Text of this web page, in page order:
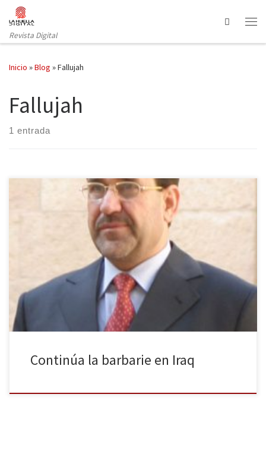
Saltar al contenido
Revista Digital
Search
Inicio »Blog »Fallujah
Fallujah
1 entrada
Iraq vuelve a sufrir un aumento de la tensión después de que Al
Qaeda esté ganando posiciones en Fallujah y Ramadi, dos
ciudades clave que representan un tercio del territorio del país,
dejando decenas de muertos a su paso. Todo empezó el 28 de
diciembre cuando el ejército iraquí capturó […]
Continúa la barbarie en Iraq